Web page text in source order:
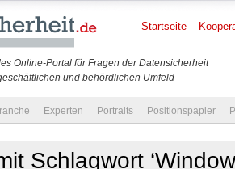
Online-Portal für Fragen der Datensicherheit
und behördlichen Umfeld
Startseite
Experten Portraits Positionspapier
Schlagwort